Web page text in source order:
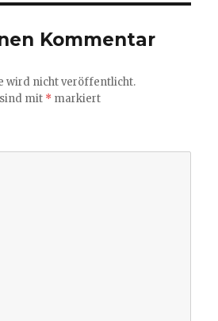
Kommentar
wird nicht veröffentlicht.
mit * markiert